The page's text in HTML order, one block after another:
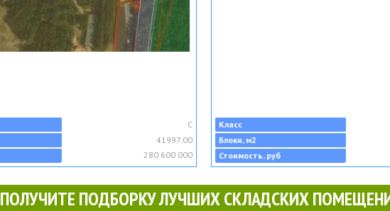
C
41997.00
280 600 000
Класс
Блоки, м2
Стоимость, руб
ПОЛУЧИТЕ ПОДБОРКУ ЛУЧШИХ СКЛАДСКИХ